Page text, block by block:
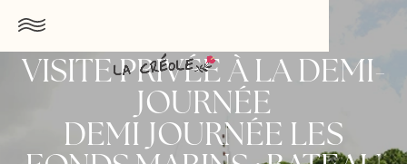
VISITE PRIVÉE À LA DEMI-
JOURNÉE
DEMI JOURNÉE LES